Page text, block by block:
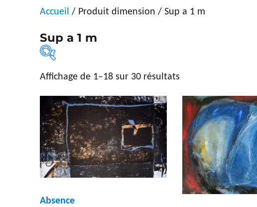
Accueil / Produit dimension / Sup a 1 m
Sup a 1 m
Sélection par artiste Dessin(5)
Gravure(7)
Peinture(192)
Photographie
Affichage de 1–18 sur 30 résultats
Absence